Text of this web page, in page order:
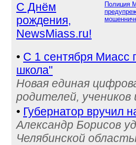
С Днём
рождения,
NewsMiass.ru!
Полиция
• С 1 сентября Миасс
школа"
Новая единая
родителей, учеников
• Губернатор вручил
Александр Борисов
Челябинской